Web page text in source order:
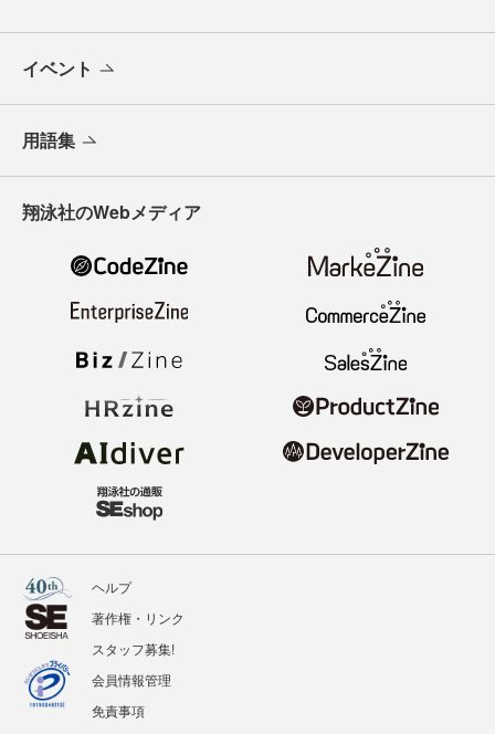
イベント
用語集
翔泳社のWebメディア
ヘルプ
著作権・リンク
スタッフ募集!
会員情報管理
免責事項